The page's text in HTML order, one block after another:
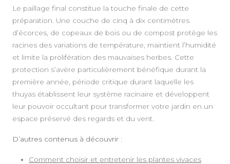
Le paillage final constitue la touche finale de cette
préparation. Une couche de cinq à dix centimètres
d’écorces, de copeaux de bois ou de compost protège les
racines des variations de température, maintient l’humidité
et limite la prolifération des mauvaises herbes. Cette
protection s’avère particulièrement bénéfique durant la
première année, période critique durant laquelle les
thuyas établissent leur système racinaire et développent
leur pouvoir occultant pour transformer votre jardin en un
espace préservé des regards et du vent.
D’autres contenus à découvrir :
Comment choisir et entretenir les plantes vivaces